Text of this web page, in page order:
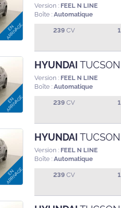
Version : FEEL N LINE
Boîte : Automatique
239 CV 1
HYUNDAI TUCSON
Version : FEEL N LINE
Boîte : Automatique
239 CV 1
HYUNDAI TUCSON
Version : FEEL N LINE
Boîte : Automatique
239 CV 1